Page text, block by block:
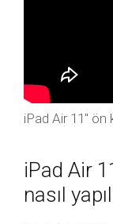
iPad Air 11″
iPad Air
nasıl